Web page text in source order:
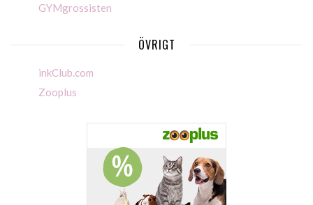
GYMgrossisten
ÖVRIGT
inkClub.com
Zooplus